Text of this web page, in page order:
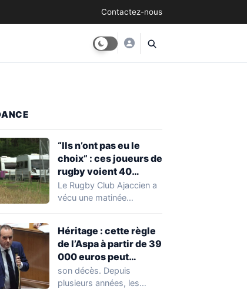
Contactez-nous
“Ils n’ont pas eu le
choix” : ces joueurs de
rugby voient 40
caravanes de gens du
voyage s’installer
heure
Le Rugby Club Ajaccien a
vécu une matinée
découverte d'une…
Héritage : cette règle
de l’Aspa à partir de 39
000 euros peut
réserver une
mauvaise surprise à
son décès. Depuis
plusieurs années, les